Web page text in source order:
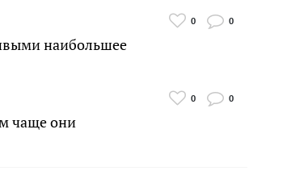
наибольшее
0 0
чаще они
0 0